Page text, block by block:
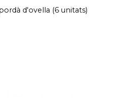
d'ovella (6 unitats)